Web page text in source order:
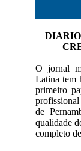
DIARIO
O jornal
Latina tem
primeiro
de
qualidade
completo